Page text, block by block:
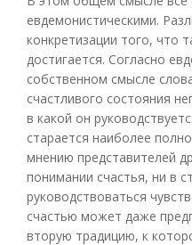
евдемонистическими.
конкретизации того, что
достигается. Согласно
собственном смысле
счастливого состояния
в какой он
старается наиболее
мнению представителей
понимании счастья, ни в
руководствоваться
счастью может даже
вторую традицию, к